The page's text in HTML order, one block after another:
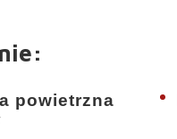
:
powietrzna